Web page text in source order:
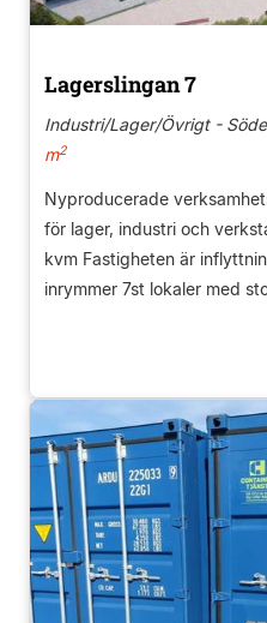
Lagerslingan 7
Industri/Lager/Övrigt -
m2
Nyproducerade
för lager, industri och
kvm Fastigheten är
inrymmer 7st lokaler med